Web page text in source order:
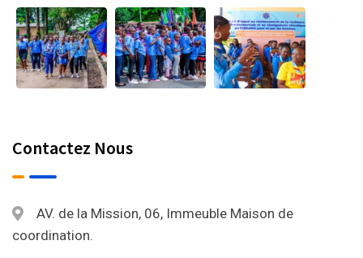
Contactez Nous
AV. de la Mission, 06, Immeuble Maison de
coordination.